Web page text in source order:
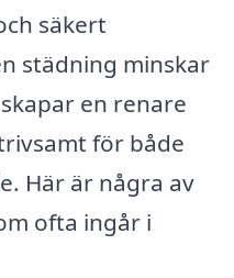
säkert
städning minskar
en renare
för både
Här är några av
ofta ingår i